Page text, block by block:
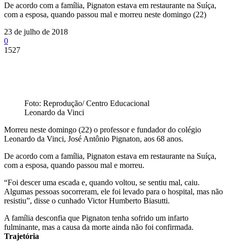
De acordo com a família, Pignaton estava em restaurante na Suíça,
com a esposa, quando passou mal e morreu neste domingo (22)
23 de julho de 2018
0
1527
Foto: Reprodução/ Centro Educacional
Leonardo da Vinci
Morreu neste domingo (22) o professor e fundador do colégio
Leonardo da Vinci, José Antônio Pignaton, aos 68 anos.
De acordo com a família, Pignaton estava em restaurante na Suíça,
com a esposa, quando passou mal e morreu.
“Foi descer uma escada e, quando voltou, se sentiu mal, caiu.
Algumas pessoas socorreram, ele foi levado para o hospital, mas não
resistiu”, disse o cunhado Victor Humberto Biasutti.
A família desconfia que Pignaton tenha sofrido um infarto
fulminante, mas a causa da morte ainda não foi confirmada.
Trajetória